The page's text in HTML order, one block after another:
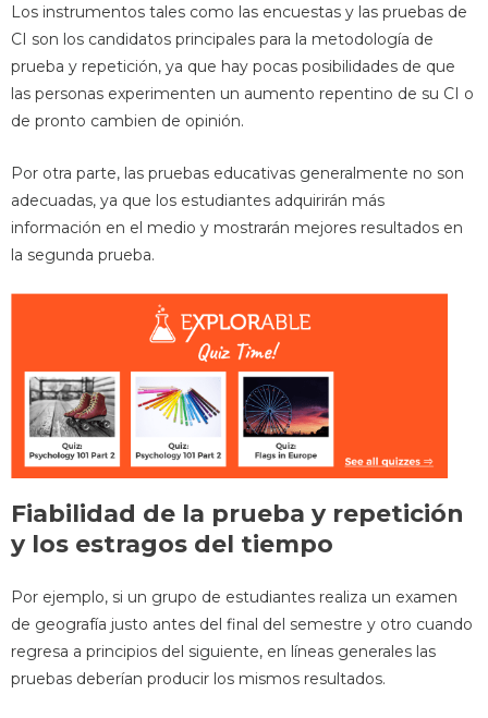
Los instrumentos tales como las encuestas y las pruebas de
CI son los candidatos principales para la metodología de
prueba y repetición, ya que hay pocas posibilidades de que
las personas experimenten un aumento repentino de su CI o
de pronto cambien de opinión.
Por otra parte, las pruebas educativas generalmente no son
adecuadas, ya que los estudiantes adquirirán más
información en el medio y mostrarán mejores resultados en
la segunda prueba.
Fiabilidad de la prueba y repetición
y los estragos del tiempo
Por ejemplo, si un grupo de estudiantes realiza un examen
de geografía justo antes del final del semestre y otro cuando
regresa a principios del siguiente, en líneas generales las
pruebas deberían producir los mismos resultados.